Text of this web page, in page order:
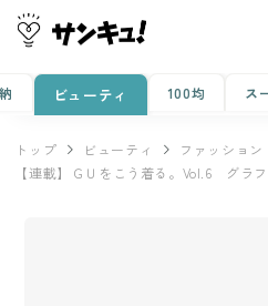
ビューティ 100均 ス
トップ ビューティ
ファッション
【連載】ＧＵをこう着る。Vol.6 グラ